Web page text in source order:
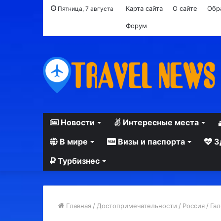
Пятница, 7 августа Карта сайта О сайте
Форум
Новости Интересные места
В мире
Визы и паспорта
Турбизнес
Главная / Достопримечательности / Россия /